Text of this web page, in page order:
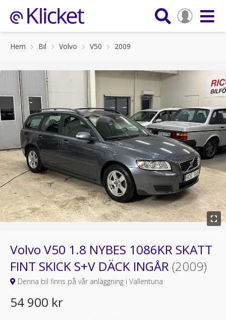
Hem Bil Volvo V50 2009
Volvo V50 1.8 NYBES 1086KR SKATT
FINT SKICK S+V DÄCK INGÅR (2009)
Denna bil finns på vår anläggning i Vallentuna
54 900 kr